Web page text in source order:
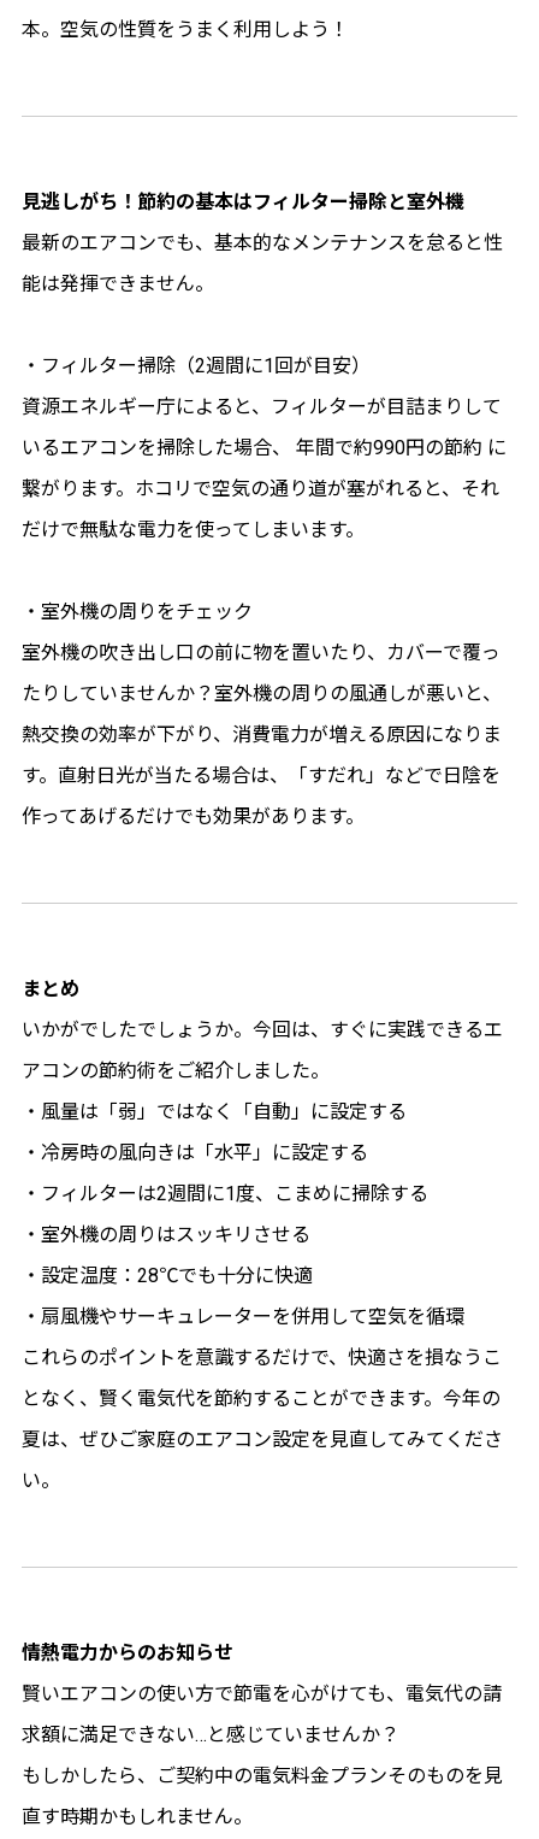
本。空気の性質をうまく利用しよう！
見逃しがち！節約の基本はフィルター掃除と室外機
最新のエアコンでも、基本的なメンテナンスを怠ると性
能は発揮できません。
・フィルター掃除（2週間に1回が目安）
資源エネルギー庁によると、フィルターが目詰まりして
いるエアコンを掃除した場合、 年間で約990円の節約 に
繋がります。ホコリで空気の通り道が塞がれると、それ
だけで無駄な電力を使ってしまいます。
・室外機の周りをチェック
室外機の吹き出し口の前に物を置いたり、カバーで覆っ
たりしていませんか？室外機の周りの風通しが悪いと、
熱交換の効率が下がり、消費電力が増える原因になりま
す。直射日光が当たる場合は、「すだれ」などで日陰を
作ってあげるだけでも効果があります。
まとめ
いかがでしたでしょうか。今回は、すぐに実践できるエ
アコンの節約術をご紹介しました。
・風量は「弱」ではなく「自動」に設定する
・冷房時の風向きは「水平」に設定する
・フィルターは2週間に1度、こまめに掃除する
・室外機の周りはスッキリさせる
・設定温度：28℃でも十分に快適
・扇風機やサーキュレーターを併用して空気を循環
これらのポイントを意識するだけで、快適さを損なうこ
となく、賢く電気代を節約することができます。今年の
夏は、ぜひご家庭のエアコン設定を見直してみてくださ
い。
情熱電力からのお知らせ
賢いエアコンの使い方で節電を心がけても、電気代の請
求額に満足できない…と感じていませんか？
もしかしたら、ご契約中の電気料金プランそのものを見
直す時期かもしれません。